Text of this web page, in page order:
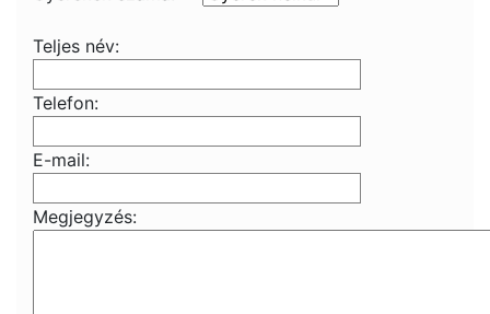
Teljes név:
Telefon:
E-mail:
Megjegyzés: